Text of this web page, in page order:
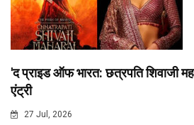
'द प्राइड ऑफ भारत: छत्रपति शिवाजी
एंट्री
27 Jul, 2026